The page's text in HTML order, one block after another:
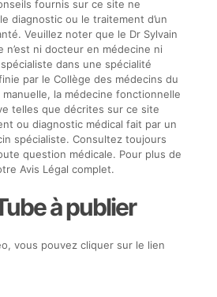
fournis sur ce site ne
diagnostic ou le traitement d’un
Veuillez noter que le Dr Sylvain
n’est ni docteur en médecine ni
dans une spécialité
par le Collège des médecins du
la médecine fonctionnelle
telles que décrites sur ce site
ou diagnostic médical fait par un
spécialiste. Consultez toujours
question médicale. Pour plus de
Avis Légal complet.
à publier
vous pouvez cliquer sur le lien